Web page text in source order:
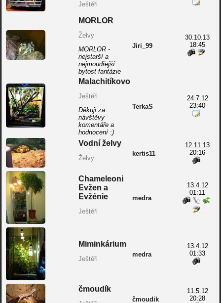
Ještěři
MORLOR
Želvy
MORLOR -
nejstarší a
nejmoudřejší
bytost fantázie
Jiri_99
30.10.13
18:45
Malachitíkovo
Ještěři
Děkuji za
návštěvy
komentáře a
hodnocení :)
TerkaS
24.7.12
23:40
Vodní želvy
Želvy
kertis11
12.11.13
20:16
Chameleoni
Evžen a
Evžénie
Ještěři
medra
13.4.12
01:11
Miminkárium
Ještěři
medra
13.4.12
01:33
čmoudík
čmoudik
11.5.12
20:28